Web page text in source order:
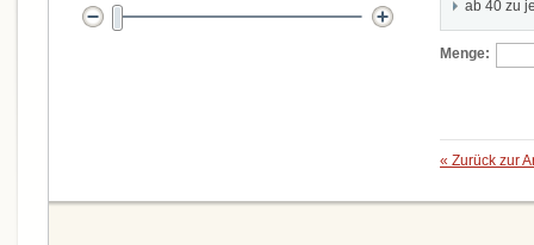
ab 40 zu
Menge:
« Zurück zur